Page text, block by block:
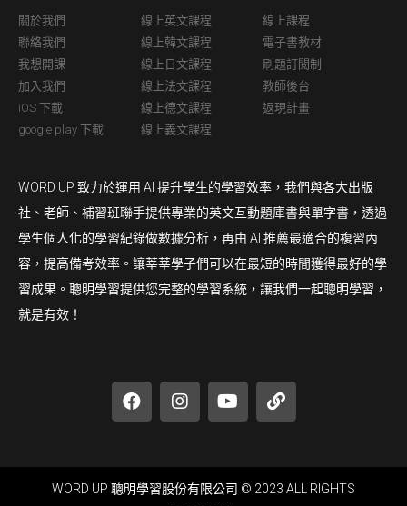
關於我們
聯絡我們
我想開課
加入我們
iOS 下載
google play 下載
線上英文課程
線上韓文課程
線上日文課程
線上法文課程
線上德文課程
線上義文課程
線上課程
電子書教材
刷題訂閱制
教師後台
返現計畫
WORD UP 致力於運用 AI 提升學生的學習效率，我們與各大出版
社、老師、補習班聯手提供專業的英文互動題庫書與單字書，透過
學生個人化的學習紀錄做數據分析，再由 AI 推薦最適合的複習內
容，提高備考效率。讓莘莘學子們可以在最短的時間獲得最好的學
習成果。聰明學習提供您完整的學習系統，讓我們一起聰明學習，
就是有效！
WORD UP 聰明學習股份有限公司 © 2023 ALL RIGHTS